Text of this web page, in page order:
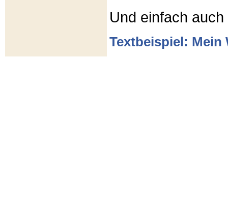
Und einfach
Textbeispiel: Mein